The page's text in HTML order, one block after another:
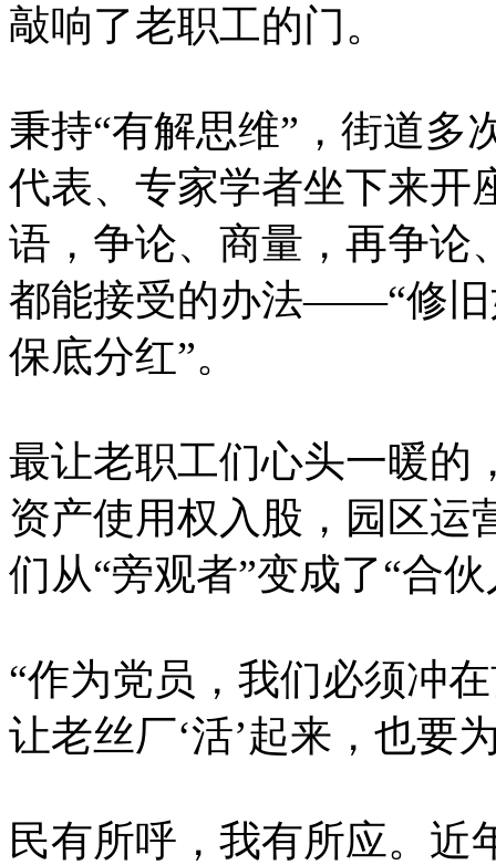
敲响了老职工的门。
秉持“有解思维”，街道多
代表、专家学者坐下来开
语，争论、商量，再争论
都能接受的办法——“修旧
保底分红”。
最让老职工们心头一暖的
资产使用权入股，园区运
们从“旁观者”变成了“合
“作为党员，我们必须冲
让老丝厂‘活’起来，也要
民有所呼，我有所应。近